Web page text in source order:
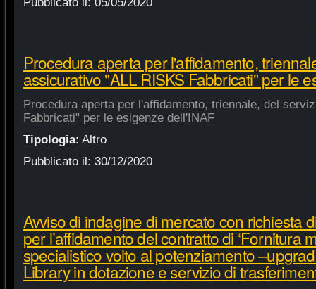
Procedura aperta per l'affidamento,
assicurativo "ALL RISKS Fabbricati" per le
Procedura aperta per l'affidamento, triennale, del
Fabbricati" per le esigenze dell'INAF
Tipologia: Altro
Pubblicato il: 30/12/2020
Avviso di indagine di mercato con richiesta
per l’affidamento del contratto di ‘Fornitura
specialistico volto al potenziamento
Library in dotazione e servizio di